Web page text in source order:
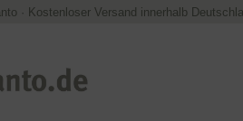
· Kostenloser Versand innerhalb